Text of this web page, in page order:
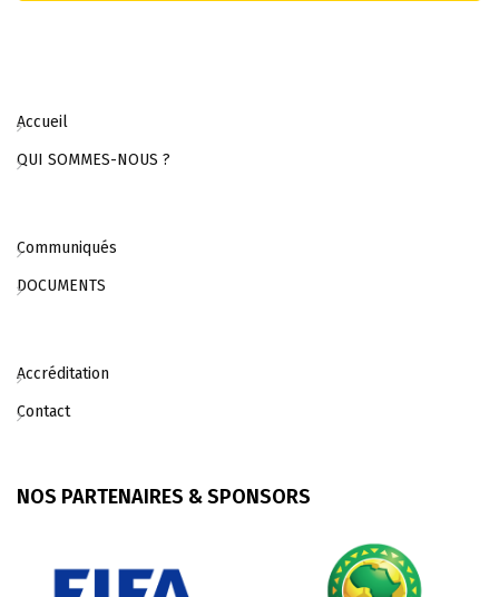
Accueil
QUI SOMMES-NOUS ?
Communiqués
DOCUMENTS
Accréditation
Contact
NOS PARTENAIRES & SPONSORS